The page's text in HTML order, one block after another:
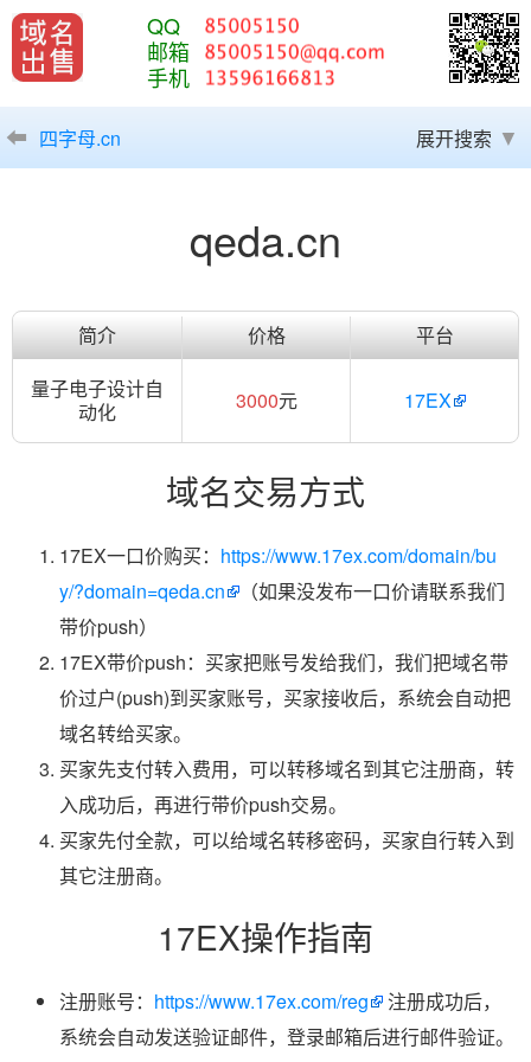
QQ
邮箱
手机
四字母.cn 展开搜索
qeda.cn
简介 价格
平台
量子电子设计自
动化
3000元 17EX
域名交易方式
17EX一口价购买： https://www.17ex.com/domain/bu
y/?domain=qeda.cn
（如果没发布一口价请联系我们
带价push）
17EX带价push：买家把账号发给我们，我们把域名带
价过户(push)到买家账号，买家接收后，系统会自动把
域名转给买家。
买家先支付转入费用，可以转移域名到其它注册商，转
入成功后，再进行带价push交易。
买家先付全款，可以给域名转移密码，买家自行转入到
其它注册商。
17EX操作指南
注册账号： https://www.17ex.com/reg
注册成功后，
系统会自动发送验证邮件，登录邮箱后进行邮件验证。